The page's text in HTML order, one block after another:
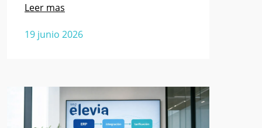
19 junio 2026
Leer mas